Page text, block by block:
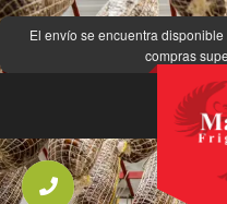
El envío se encuentra
compras